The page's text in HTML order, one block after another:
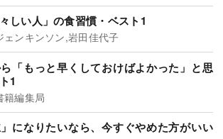
しい人」の食習慣・ベスト1
ェンキンソン,岩田佳代子
「もっと早くしておけばよかった」と思
1
籍編集局
」になりたいなら、今すぐやめた方がいい